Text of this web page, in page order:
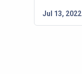
Jul 13, 2022